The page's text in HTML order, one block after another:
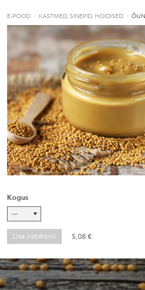
E-POOD / KASTMED, SINEPID, HOIDISED /
Kogus
Lisa ostukorvi 5,08 €